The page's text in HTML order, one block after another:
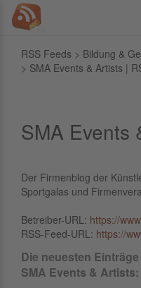
RSS Feeds > Bildung &
> SMA Events & Artists |
SMA Events
Der Firmenblog der
Sportgalas und
Betreiber-URL: https://
RSS-Feed-URL: https://
Die neuesten
SMA Events & Artists: